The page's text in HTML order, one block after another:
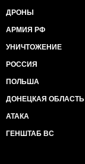
ДРОНЫ
АРМИЯ РФ
УНИЧТОЖЕНИЕ
РОССИЯ
ПОЛЬША
ДОНЕЦКАЯ ОБЛАСТЬ
АТАКА
ГЕНШТАБ ВС